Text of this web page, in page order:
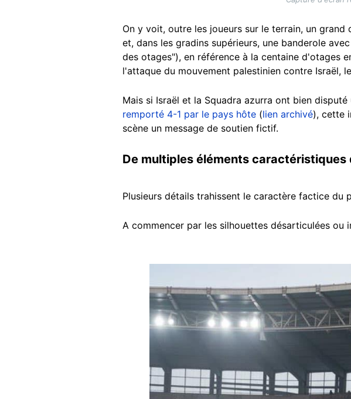
On y voit, outre les joueurs sur le terrain, un
et, dans les gradins supérieurs, une banderole
des otages"), en référence à la centaine d'otages
l'attaque du mouvement palestinien contre Israël,
Mais si Israël et la Squadra azurra ont bien
remporté 4-1 par le pays hôte (lien archivé), cette
scène un message de soutien fictif.
De multiples éléments caractéristiques
Plusieurs détails trahissent le caractère factice du
A commencer par les silhouettes désarticulées ou